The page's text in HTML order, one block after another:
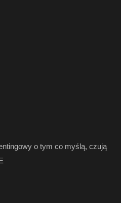
o tym co myślą, czują